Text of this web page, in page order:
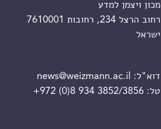
מכון ויצמן למדע
רחוב הרצל 234, רחובות 7610001
ישראל
דוא"ל:
news@weizmann.ac.il
טל:+972 (0)8 934 3852/3856